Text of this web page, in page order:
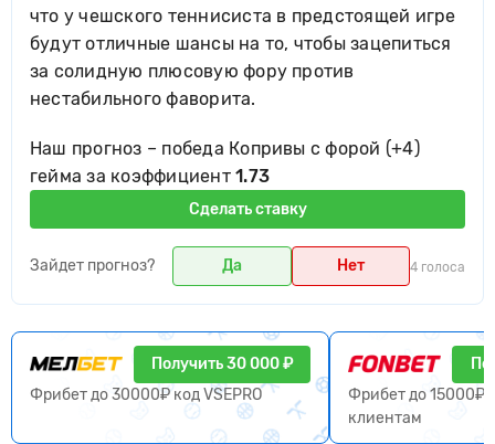
что у чешского теннисиста в предстоящей игре
будут отличные шансы на то, чтобы зацепиться
за солидную плюсовую фору против
нестабильного фаворита.
Наш прогноз – победа Копривы с форой (+4)
гейма за коэффициент1.73
Сделать ставку
Зайдет прогноз? Да Нет 4 голоса
Получить 30 000 ₽
Фрибет до 30000₽ код VSEPRO
Фрибет до 15000₽
клиентам